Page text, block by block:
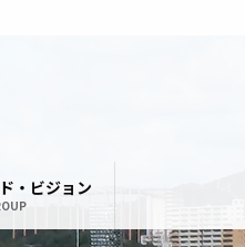
・ビジョン